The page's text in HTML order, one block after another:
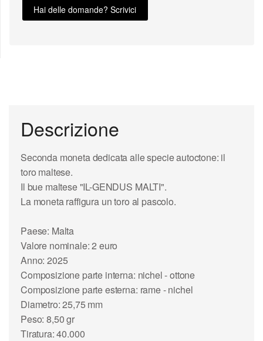
Hai delle domande? Scrivici
Descrizione
Seconda moneta dedicata alle specie autoctone: il
toro maltese.
Il bue maltese "IL-GENDUS MALTI".
La moneta raffigura un toro al pascolo.
Paese: Malta
Valore nominale: 2 euro
Anno: 2025
Composizione parte interna: nichel - ottone
Composizione parte esterna: rame - nichel
Diametro: 25,75 mm
Peso: 8,50 gr
Tiratura: 40.000